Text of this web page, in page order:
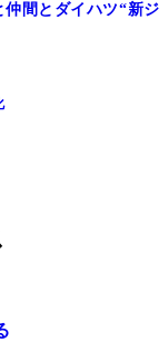
間とダイハツ“新ジ